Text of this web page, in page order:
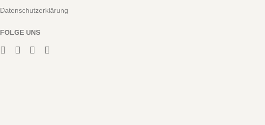
Datenschutzerklärung
FOLGE UNS